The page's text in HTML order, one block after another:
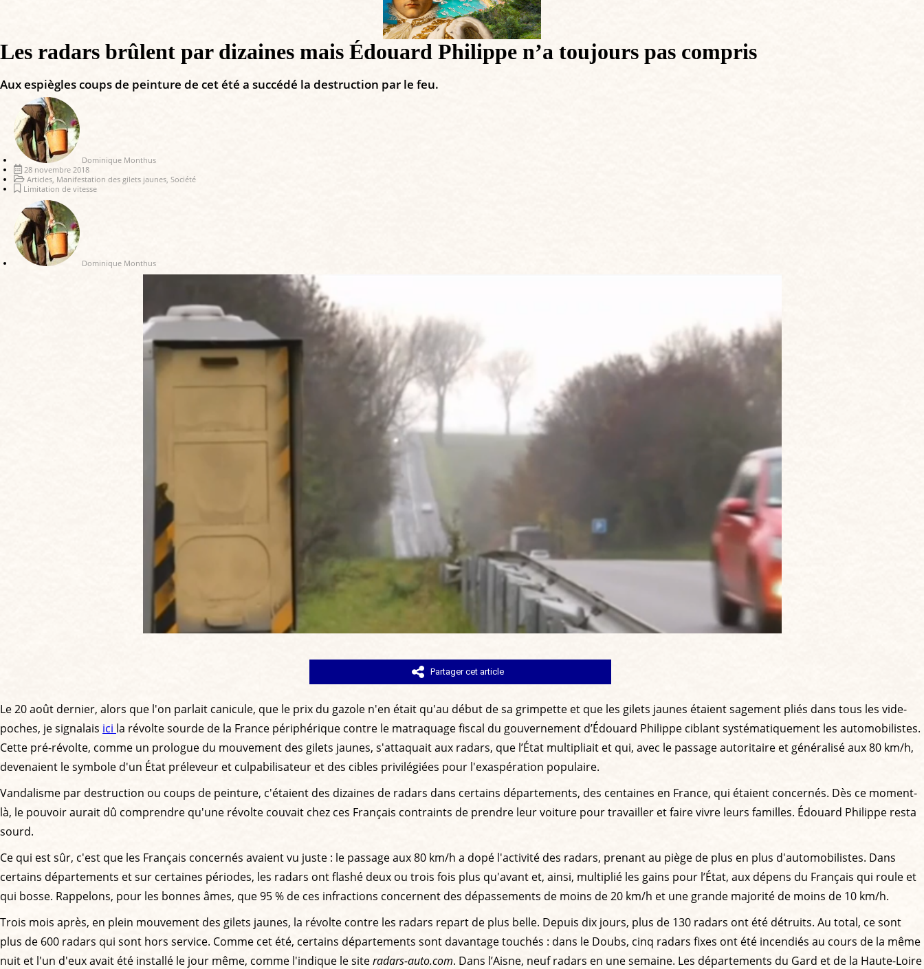
Les radars brûlent par dizaines mais Édouard Philippe n’a toujours pas compris
Aux espiègles coups de peinture de cet été a succédé la destruction par le feu.
Dominique Monthus
28 novembre 2018
Articles Manifestation des gilets jaunes Société
Limitation de vitesse
Dominique Monthus
Partager cet article
Le 20 août dernier, alors que l'on parlait canicule, que le prix du gazole n'en était qu'au début de sa grimpette et que les gilets jaunes étaient sagement pliés dans tous les vide-
poches, je signalais ici la révolte sourde de la France périphérique contre le matraquage fiscal du gouvernement d’Édouard Philippe ciblant systématiquement les automobilistes.
Cette pré-révolte, comme un prologue du mouvement des gilets jaunes, s'attaquait aux radars, que l’État multipliait et qui, avec le passage autoritaire et généralisé aux 80 km/h,
devenaient le symbole d'un État préleveur et culpabilisateur et des cibles privilégiées pour l'exaspération populaire.
Vandalisme par destruction ou coups de peinture, c'étaient des dizaines de radars dans certains départements, des centaines en France, qui étaient concernés. Dès ce moment-
là, le pouvoir aurait dû comprendre qu'une révolte couvait chez ces Français contraints de prendre leur voiture pour travailler et faire vivre leurs familles. Édouard Philippe resta
sourd.
Ce qui est sûr, c'est que les Français concernés avaient vu juste : le passage aux 80 km/h a dopé l'activité des radars, prenant au piège de plus en plus d'automobilistes. Dans
certains départements et sur certaines périodes, les radars ont flashé deux ou trois fois plus qu'avant et, ainsi, multiplié les gains pour l’État, aux dépens du Français qui roule et
qui bosse. Rappelons, pour les bonnes âmes, que 95 % de ces infractions concernent des dépassements de moins de 20 km/h et une grande majorité de moins de 10 km/h.
Trois mois après, en plein mouvement des gilets jaunes, la révolte contre les radars repart de plus belle. Depuis dix jours, plus de 130 radars ont été détruits. Au total, ce sont
plus de 600 radars qui sont hors service. Comme cet été, certains départements sont davantage touchés : dans le Doubs, cinq radars fixes ont été incendiés au cours de la même
nuit et l'un d'eux avait été installé le jour même, comme l'indique le siteradars-auto.com. Dans l’Aisne, neuf radars en une semaine. Les départements du Gard et de la Haute-Loire